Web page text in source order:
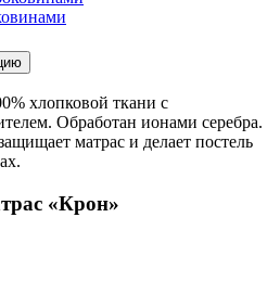
хлопковой ткани с
Обработан ионами серебра.
матрас и делает постель
«Крон»